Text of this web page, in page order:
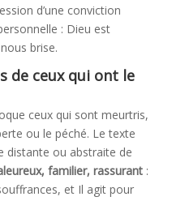
d’une conviction
: Dieu est
brise.
de ceux qui ont le
ceux qui sont meurtris,
ou le péché. Le texte
distante ou abstraite de
familier, rassurant:
et Il agit pour